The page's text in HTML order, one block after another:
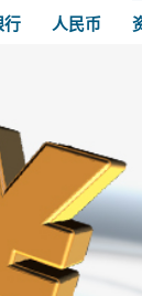
行 人民币